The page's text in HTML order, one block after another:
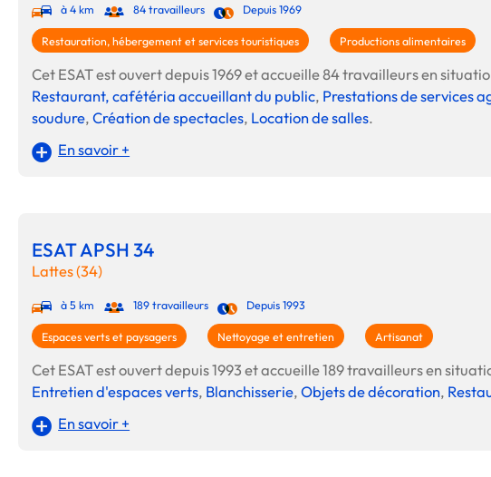
à 4 km 84 travailleurs Depuis 1969
Restauration, hébergement et services touristiques Productions alimentaires
Cet ESAT est ouvert depuis 1969 et accueille 84 travailleurs en
Restaurant, cafétéria accueillant du public, Prestations de services
soudure,Création de spectacles, Location de salles.
En savoir +
ESAT APSH 34
Lattes (34)
à 5 km 189 travailleurs Depuis 1993
Espaces verts et paysagers Nettoyage et entretien Artisanat
Cet ESAT est ouvert depuis 1993 et accueille 189 travailleurs en
Entretien d'espaces verts, Blanchisserie,Objets de décoration,
En savoir +